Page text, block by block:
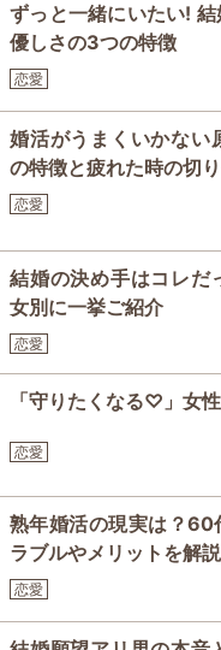
ずっと一緒にいたい!
優しさの3つの特徴
恋愛
婚活がうまくいかない
の特徴と疲れた時の切
恋愛
結婚の決め手はコレだ
女別に一挙ご紹介
恋愛
「守りたくなる♡」女
恋愛
熟年婚活の現実は？60
ラブルやメリットを解説
恋愛